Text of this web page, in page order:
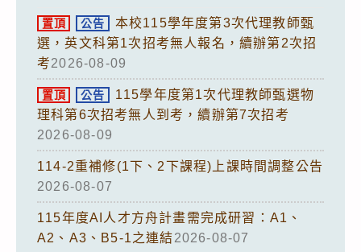
置頂 公告
本校115學年度第3次代理教師甄
選，英文科第1次招考無人報名，續辦第2次招
考2026-08-09
置頂 公告
115學年度第1次代理教師甄選物
理科第6次招考無人到考，續辦第7次招考
2026-08-09
114-2重補修(1下、2下課程)上課時間調整公告
2026-08-07
115年度AI人才方舟計畫需完成研習：A1、
A2、A3、B5-1之連結2026-08-07